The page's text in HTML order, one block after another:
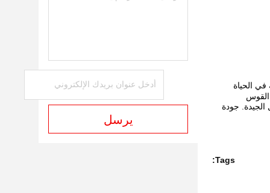
الجيدة. جودة
Tags:
يرسل